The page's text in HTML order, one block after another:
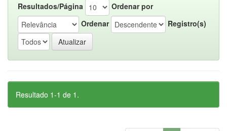
Resultados/Página
Ordenar por
Ordenar
Registro(s)
Resultado 1-1 de 1.